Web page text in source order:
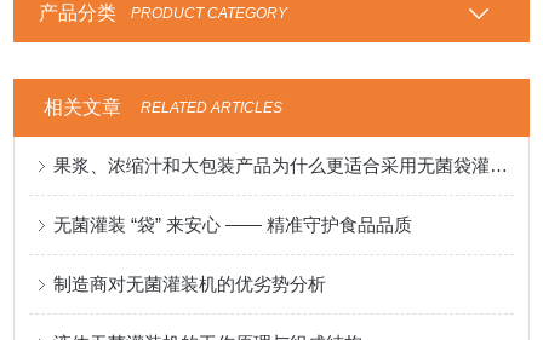
产品分类 PRODUCT CATEGORY
相关文章 RELATED ARTICLES
果浆、浓缩汁和大包装产品为什么更适合采用无菌袋灌装？
无菌灌装 “袋” 来安心 —— 精准守护食品品质
制造商对无菌灌装机的优劣势分析